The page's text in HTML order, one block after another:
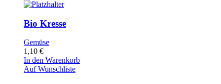
Bio Kresse
Gemüse
1,10 €
In den Warenkorb
Auf Wunschliste